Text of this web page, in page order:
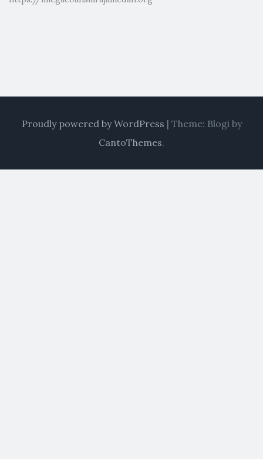
Proudly powered by WordPress | Theme: Blogi by
CantoThemes.